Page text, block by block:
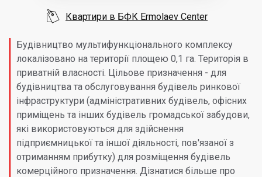
Будівництво мультифункціонального комплексу
локалізовано на території площею 0,1 га. Територія в
приватній власності. Цільове призначення - для
будівництва та обслуговування будівель ринкової
інфраструктури (адміністративних будівель, офісних
приміщень та інших будівель громадської забудови,
які використовуються для здійснення
підприємницької та іншої діяльності, пов'язаної з
отриманням прибутку) для розміщення будівель
комерційного призначення. Дізнатися більше про
 Квартири в БФК Ermolaev Center